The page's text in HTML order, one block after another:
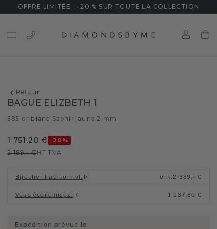
OFFRE LIMITÉE : -20 % SUR TOUTE LA COLLECTION
Retour
BAGUE ELIZBETH 1
585 or blanc Saphir jaune 2 mm
1 751,20 € -20 %
2 189,- €HT TVA
Bijoutier traditionnel : env.2 889,- €
Vous économisez: 1 137,80 €
Expédition prévue le: